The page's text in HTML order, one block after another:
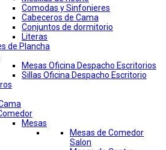
Comodas y Sinfonieres
Cabeceros de Cama
Conjuntos de dormitorio
Literas
de Plancha
Mesas Oficina Despacho Escritorios
Sillas Oficina Despacho Escritorio
Mesas
Mesas de Comedor
Salon